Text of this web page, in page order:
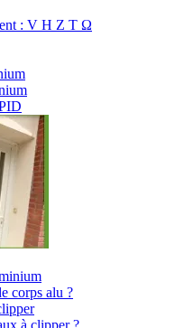
: V H Z T Ω
corps alu ?
à clipper ?